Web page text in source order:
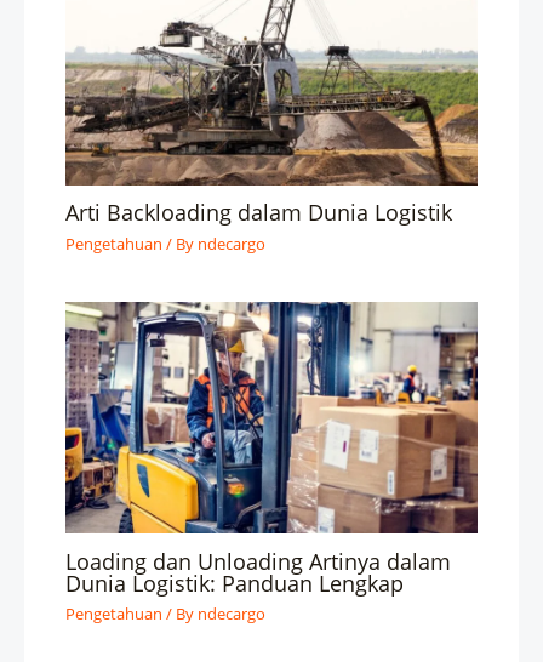
Arti Backloading dalam Dunia Logistik
Pengetahuan / By ndecargo
Loading dan Unloading Artinya dalam
Dunia Logistik: Panduan Lengkap
Pengetahuan / By ndecargo